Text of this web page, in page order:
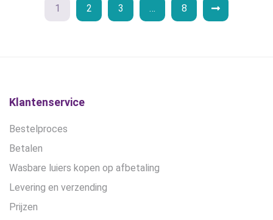
worden
op
1 2 3 … 8
Klantenservice
Bestelproces
Betalen
Wasbare luiers kopen op afbetaling
Levering en verzending
Prijzen